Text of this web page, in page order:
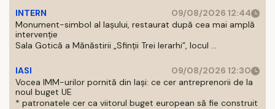
INTERN
09/08/2026 12:44
Monument-simbol al Iaşului, restaurat după cea mai amplă
intervenţie
Sala Gotică a Mănăstirii „Sfinţii Trei Ierarhi”, locul ...
IASI
09/08/2026 12:30
Vocea IMM-urilor pornită din Iași: ce cer antreprenorii de la
noul buget UE
* patronatele cer ca viitorul buget european să fie construit